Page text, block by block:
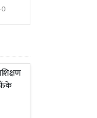
फेंके